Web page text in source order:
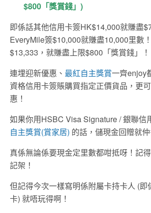
$800「獎賞錢」)
即係話其他信用卡簽HK$14,000就賺盡
EveryMile簽$10,000就賺盡10,000里數
$13,333，就賺盡上限$800「獎賞錢」！
連埋迎新優惠、 最紅自主獎賞一齊enjoy
資格信用卡簽賬購買指定正價貨品，更
惠！
如果你用HSBC Visa Signature / 銀聯信
自主獎賞(賞家居) 的話，儲現金回贈就仲
真係無論係要現金定里數都咁抵呀！記
記架！
但記得今次一樣寫明係附屬卡持卡人 (即
卡) 就唔玩得啊！